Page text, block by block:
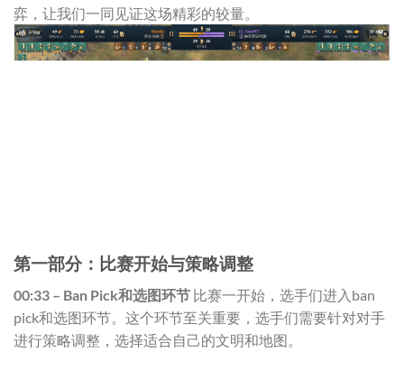
弈，让我们一同见证这场精彩的较量。
第一部分：比赛开始与策略调整
00:33 – Ban Pick和选图环节 比赛一开始，选手们进入ban
pick和选图环节。这个环节至关重要，选手们需要针对对手
进行策略调整，选择适合自己的文明和地图。